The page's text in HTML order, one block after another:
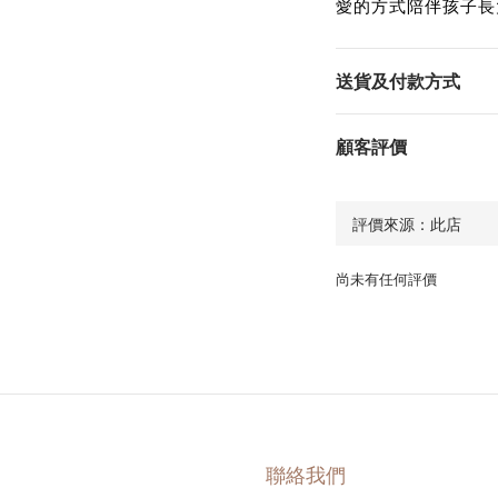
愛的方式陪伴孩子
送貨及付款方式
顧客評價
尚未有任何評價
聯絡我們